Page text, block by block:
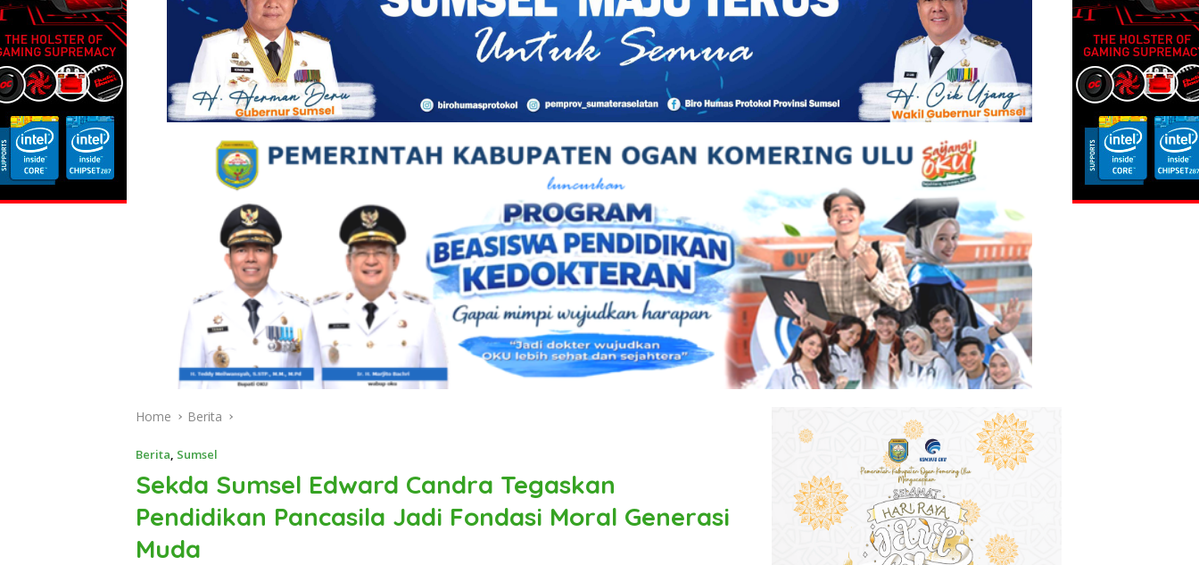
Home Berita
Berita Sumsel
Sekda Sumsel Edward Candra Tegaskan
Pendidikan Pancasila Jadi Fondasi Moral Generasi
Muda